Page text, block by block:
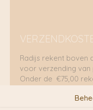
Radijs rekent boven
voor verzending van
Onder de €75,00